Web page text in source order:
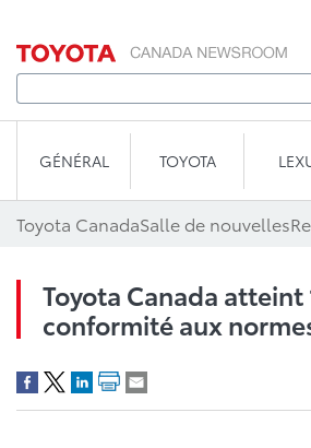
GÉNÉRAL TOYOTA
Toyota CanadaSalle de nouvelles
Toyota Canada atteint
conformité aux